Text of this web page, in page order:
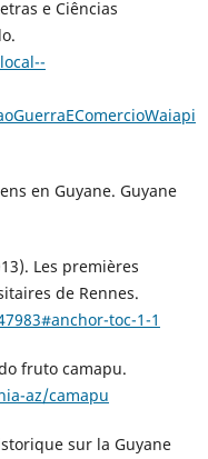
e Ciências
en Guyane. Guyane
Les premières
de Rennes.
toc-1-1
fruto camapu.
az/camapu
sur la Guyane